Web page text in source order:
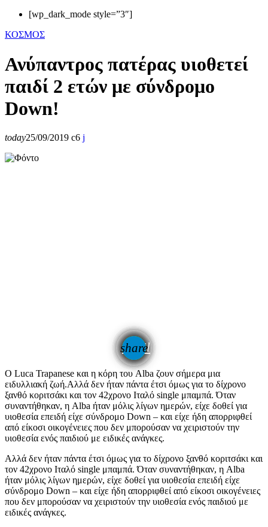
[wp_dark_mode style=”3″]
ΚΟΣΜΟΣ
Ανύπαντρος πατέρας υιοθετεί
παιδί 2 ετών με σύνδρομο
Down!
today25/09/2019 6
share
email
Ο Luca Trapanese και η κόρη του Alba ζουν σήμερα μια
ειδυλλιακή ζωή.Αλλά δεν ήταν πάντα έτσι όμως για το δίχρονο
ξανθό κοριτσάκι και τον 42χρονο Ιταλό single μπαμπά. Όταν
συναντήθηκαν, η Alba ήταν μόλις λίγων ημερών, είχε δοθεί για
υιοθεσία επειδή είχε σύνδρομο Down – και είχε ήδη απορριφθεί
από είκοσι οικογένειες που δεν μπορούσαν να χειριστούν την
υιοθεσία ενός παιδιού με ειδικές ανάγκες.
Αλλά δεν ήταν πάντα έτσι όμως για το δίχρονο ξανθό κοριτσάκι και
τον 42χρονο Ιταλό single μπαμπά. Όταν συναντήθηκαν, η Alba
ήταν μόλις λίγων ημερών, είχε δοθεί για υιοθεσία επειδή είχε
σύνδρομο Down – και είχε ήδη απορριφθεί από είκοσι οικογένειες
που δεν μπορούσαν να χειριστούν την υιοθεσία ενός παιδιού με
ειδικές ανάγκες.